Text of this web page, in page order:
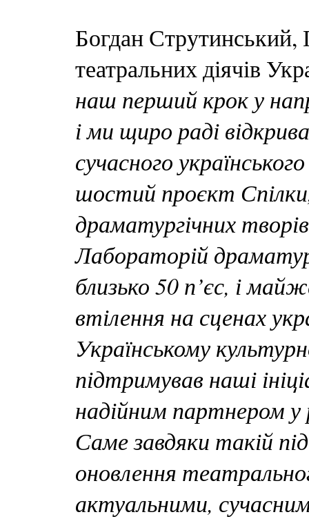
Богдан Струтинський,
театральних діячів
наш перший крок у
і ми щиро раді
сучасного
шостий проєкт
драматургічних
Лабораторій
близько 50 п’єс, і
втілення на сценах
Українському
підтримував наші
надійним партнером у
Саме завдяки такій
оновлення
актуальними,